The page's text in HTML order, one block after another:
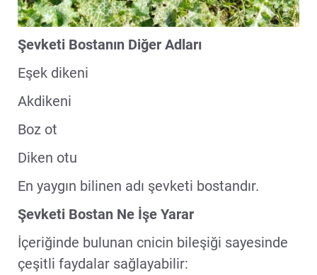
Şevketi Bostanın Diğer Adları
Eşek dikeni
Akdikeni
Boz ot
Diken otu
En yaygın bilinen adı şevketi bostandır.
Şevketi Bostan Ne İşe Yarar
İçeriğinde bulunan cnicin bileşiği sayesinde
çeşitli faydalar sağlayabilir: